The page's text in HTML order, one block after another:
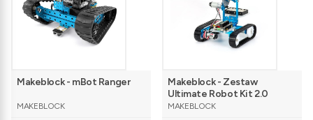
Makeblock - mBot Ranger
PRODUCENT
MAKEBLOCK
Makeblock - Zestaw
Ultimate Robot Kit 2.0
PRODUCENT
MAKEBLOCK